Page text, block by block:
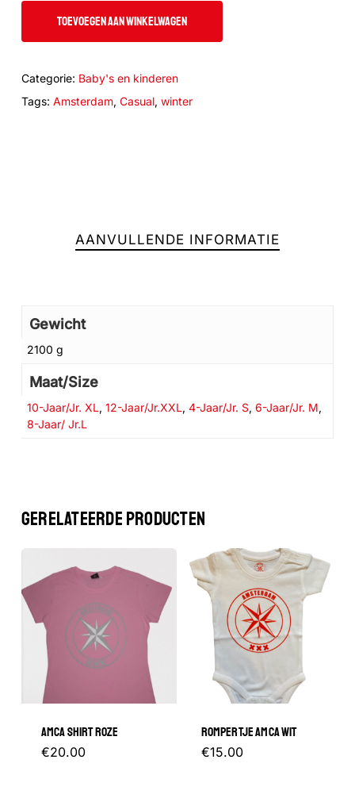
GA NAAR DE WINKEL
TOEVOEGEN AAN WINKELWAGEN
Categorie: Baby's en kinderen
Tags: Amsterdam, Casual, winter
AANVULLENDE INFORMATIE
Gewicht
2100 g
Maat/Size
10-Jaar/Jr. XL, 12-Jaar/Jr.XXL, 4-Jaar/Jr. S, 6-Jaar/Jr. M,
8-Jaar/ Jr.L
GERELATEERDE PRODUCTEN
AMCA SHIRT ROZE
€20.00
ROMPERTJE AMCA WIT
€15.00